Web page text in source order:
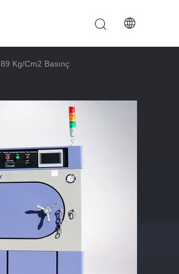
Kg/cm2 Basınç